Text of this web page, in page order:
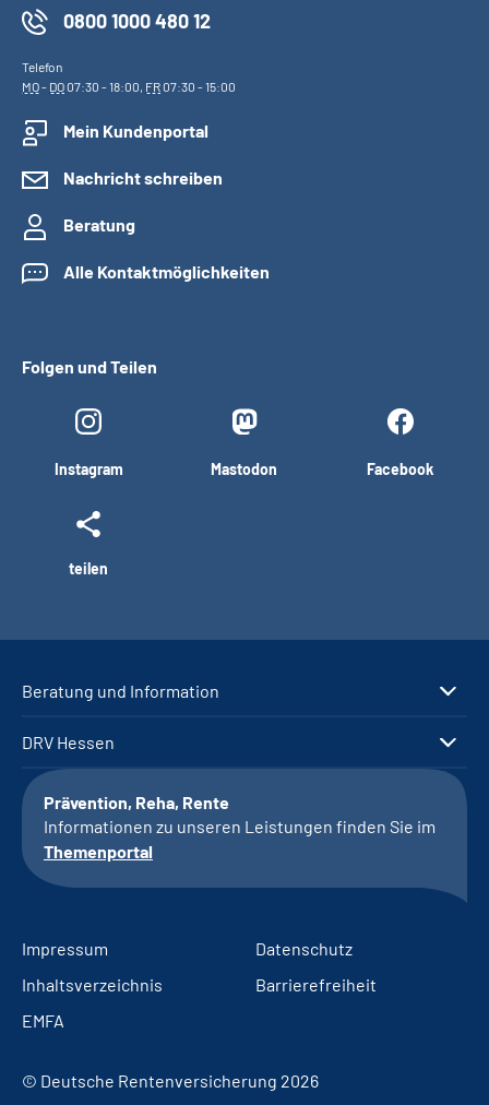
0800 1000 480 12
Telefon
MO- DO07:30 - 18:00, FR07:30 - 15:00
Mein Kundenportal
Nachricht schreiben
Beratung
Alle Kontaktmöglichkeiten
Folgen und Teilen
Instagram Mastodon Facebook
teilen
Beratung und Information
DRV Hessen
Prävention, Reha, Rente
Informationen zu unseren Leistungen finden Sie im
Themenportal
Impressum
Datenschutz
Inhaltsverzeichnis
Barrierefreiheit
EMFA
© Deutsche Rentenversicherung 2026